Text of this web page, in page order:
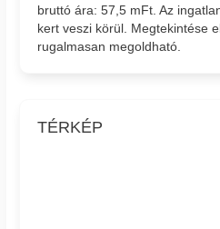
bruttó ára: 57,5 mFt. Az
kert veszi körül. Megtekintése
rugalmasan megoldható.
TÉRKÉP